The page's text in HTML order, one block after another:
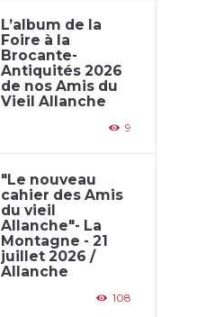
L’album de la
Foire à la
Brocante-
Antiquités 2026
de nos Amis du
Vieil Allanche
9
"Le nouveau
cahier des Amis
du vieil
Allanche"- La
Montagne - 21
juillet 2026 /
Allanche
108